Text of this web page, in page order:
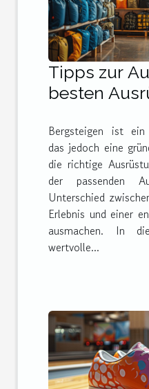
Tipps zur
besten
Bergsteigen ist ein
das jedoch eine
die richtige
der passenden
Unterschied
Erlebnis und einer
ausmachen. In
wertvolle...